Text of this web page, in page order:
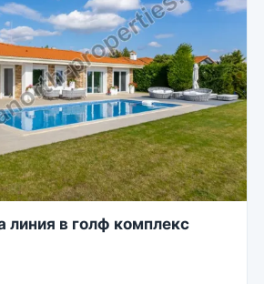
линия в голф комплекс